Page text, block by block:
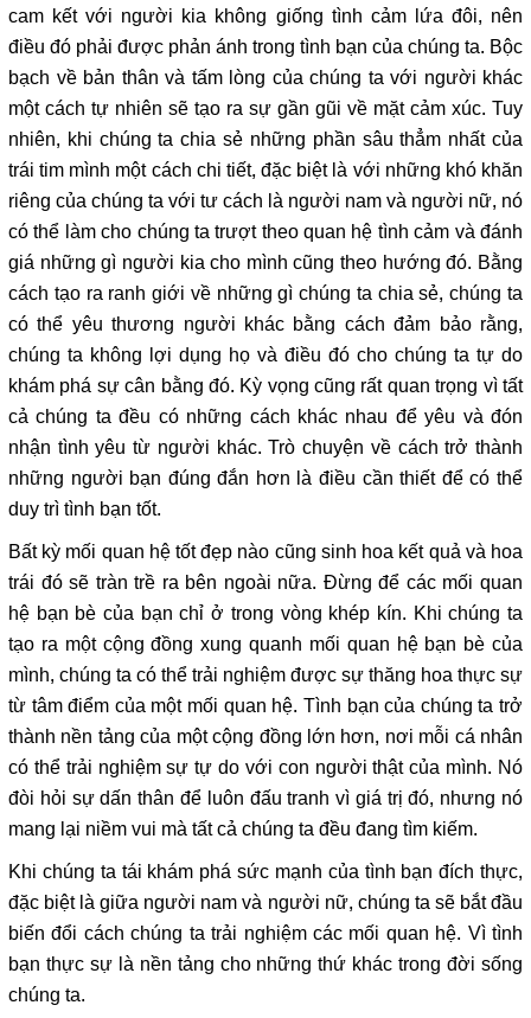
cam kết với người kia không giống tình cảm lứa đôi, nên
điều đó phải được phản ánh trong tình bạn của chúng ta. Bộc
bạch về bản thân và tấm lòng của chúng ta với người khác
một cách tự nhiên sẽ tạo ra sự gần gũi về mặt cảm xúc. Tuy
nhiên, khi chúng ta chia sẻ những phần sâu thẳm nhất của
trái tim mình một cách chi tiết, đặc biệt là với những khó khăn
riêng của chúng ta với tư cách là người nam và người nữ, nó
có thể làm cho chúng ta trượt theo quan hệ tình cảm và đánh
giá những gì người kia cho mình cũng theo hướng đó. Bằng
cách tạo ra ranh giới về những gì chúng ta chia sẻ, chúng ta
có thể yêu thương người khác bằng cách đảm bảo rằng,
chúng ta không lợi dụng họ và điều đó cho chúng ta tự do
khám phá sự cân bằng đó. Kỳ vọng cũng rất quan trọng vì tất
cả chúng ta đều có những cách khác nhau để yêu và đón
nhận tình yêu từ người khác. Trò chuyện về cách trở thành
những người bạn đúng đắn hơn là điều cần thiết để có thể
duy trì tình bạn tốt.
Bất kỳ mối quan hệ tốt đẹp nào cũng sinh hoa kết quả và hoa
trái đó sẽ tràn trề ra bên ngoài nữa. Đừng để các mối quan
hệ bạn bè của bạn chỉ ở trong vòng khép kín. Khi chúng ta
tạo ra một cộng đồng xung quanh mối quan hệ bạn bè của
mình, chúng ta có thể trải nghiệm được sự thăng hoa thực sự
từ tâm điểm của một mối quan hệ. Tình bạn của chúng ta trở
thành nền tảng của một cộng đồng lớn hơn, nơi mỗi cá nhân
có thể trải nghiệm sự tự do với con người thật của mình. Nó
đòi hỏi sự dấn thân để luôn đấu tranh vì giá trị đó, nhưng nó
mang lại niềm vui mà tất cả chúng ta đều đang tìm kiếm.
Khi chúng ta tái khám phá sức mạnh của tình bạn đích thực,
đặc biệt là giữa người nam và người nữ, chúng ta sẽ bắt đầu
biến đổi cách chúng ta trải nghiệm các mối quan hệ. Vì tình
bạn thực sự là nền tảng cho những thứ khác trong đời sống
chúng ta.